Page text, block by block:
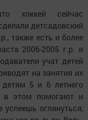
хоккей сейчас
детсадовский
также есть и более
2006-2005 г.р. и
учат детей
на занятия их
5 и 6 летнего
в этом помогают и
успеешь оглянуться,